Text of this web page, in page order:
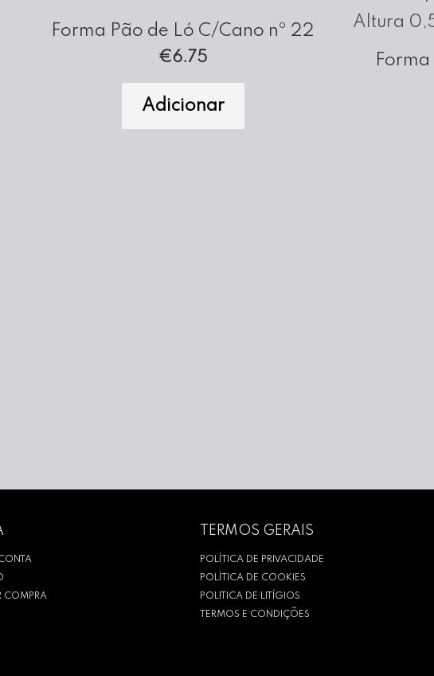
Forma Pão de Ló C/Cano nº 22
€6.75
Adicionar
COMPRA
TERMOS GERAIS
POLÍTICA DE PRIVACIDADE
POLÍTICA DE COOKIES
POLITICA DE LITÍGIOS
TERMOS E CONDIÇÕES